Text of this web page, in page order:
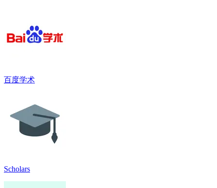
百度学术
Scholars